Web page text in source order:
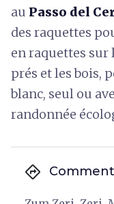
au Passo del
des raquettes
en raquettes sur
prés et les bois,
blanc, seul ou
randonnée
directions